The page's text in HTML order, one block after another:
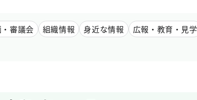
審議会 組織情報 身近な情報
広報・教育・見学